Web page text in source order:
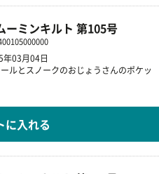
ーミンキルト 第105号
年03月04日
ルとスノークのおじょうさんのポケッ
に入れる